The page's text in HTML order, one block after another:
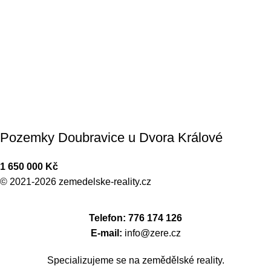
Pozemky Doubravice u Dvora Králové
1 650 000 Kč
© 2021-2026 zemedelske-reality.cz
Telefon: 776 174 126
E-mail: info@zere.cz
Specializujeme se na zemědělské reality.